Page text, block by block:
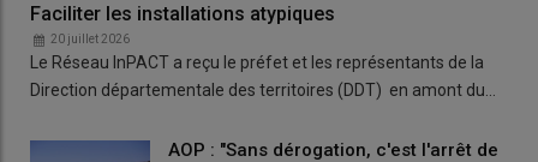
Faciliter les installations atypiques
20 juillet 2026
Le Réseau InPACT a reçu le préfet et les représentants de la
Direction départementale des territoires (DDT) en amont du…
AOP : "Sans dérogation, c'est l'arrêt de